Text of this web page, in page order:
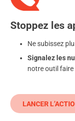
Stoppez les
Ne subissez
Signalez les
notre outil faire
LANCER